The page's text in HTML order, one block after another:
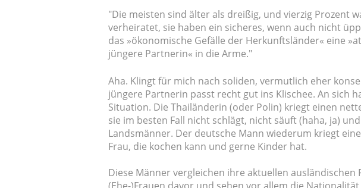
"Die meisten sind älter als dreißig, und vierzig Prozent
verheiratet, sie haben ein sicheres, wenn auch nicht
das »ökonomische Gefälle der Herkunftsländer« eine
jüngere Partnerin« in die Arme."
Aha. Klingt für mich nach soliden, vermutlich eher
jüngere Partnerin passt recht gut ins Klischee. An sich
Situation. Die Thailänderin (oder Polin) kriegt einen
sie im besten Fall nicht schlägt, nicht säuft (haha, ja)
Landsmänner. Der deutsche Mann wiederum kriegt
Frau, die kochen kann und gerne Kinder hat.
Diese Männer vergleichen ihre aktuellen ausländischen